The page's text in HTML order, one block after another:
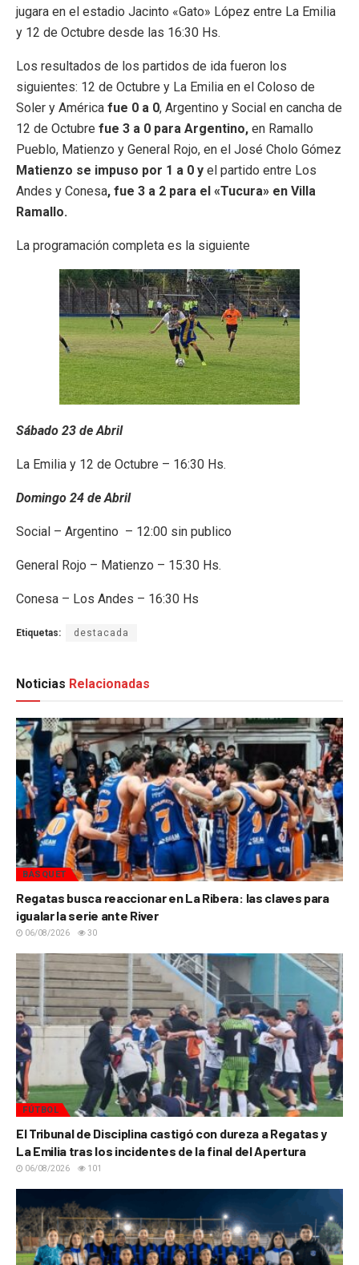
jugara en el estadio Jacinto «Gato» López entre La Emilia
y 12 de Octubre desde las 16:30 Hs.
Los resultados de los partidos de ida fueron los
siguientes: 12 de Octubre y La Emilia en el Coloso de
Soler y América fue 0 a 0, Argentino y Social en cancha de
12 de Octubre fue 3 a 0 para Argentino, en Ramallo
Pueblo, Matienzo y General Rojo, en el José Cholo Gómez
Matienzo se impuso por 1 a 0 y el partido entre Los
Andes y Conesa, fue 3 a 2 para el «Tucura» en Villa
Ramallo.
La programación completa es la siguiente
Sábado 23 de Abril
La Emilia y 12 de Octubre – 16:30 Hs.
Domingo 24 de Abril
Social – Argentino – 12:00 sin publico
General Rojo – Matienzo – 15:30 Hs.
Conesa – Los Andes – 16:30 Hs
Etiquetas: destacada
Noticias Relacionadas
BÁSQUET
Regatas busca reaccionar en La Ribera: las claves para
igualar la serie ante River
06/08/2026 30
FÚTBOL
El Tribunal de Disciplina castigó con dureza a Regatas y
La Emilia tras los incidentes de la final del Apertura
06/08/2026 101